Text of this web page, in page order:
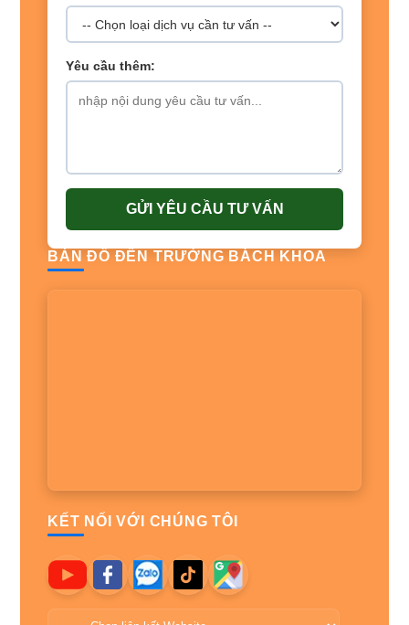
Yêu cầu thêm:
GỬI YÊU CẦU TƯ VẤN
BẢN ĐỒ ĐẾN TRƯỜNG BÁCH KHOA
KẾT NỐI VỚI CHÚNG TÔI